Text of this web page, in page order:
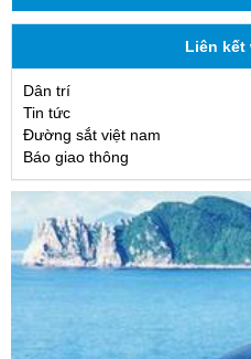
Liên kết
Dân trí
Tin tức
Đường sắt việt nam
Báo giao thông